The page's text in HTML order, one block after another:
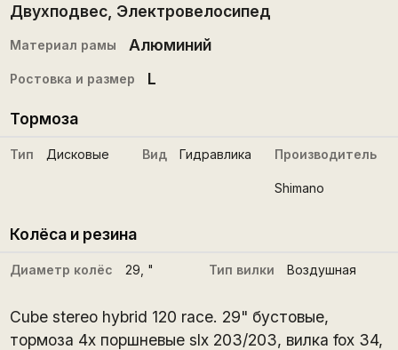
Двухподвес, Электровелосипед
Материал рамы Алюминий
Ростовка и размер L
Тормоза
Тип Дисковые Вид Гидравлика Производитель
Shimano
Колёса и резина
Диаметр колёс 29 , " Тип вилки Воздушная
Cube stereo hybrid 120 race. 29" бустовые,
тормоза 4х поршневые slx 203/203, вилка fox 34,